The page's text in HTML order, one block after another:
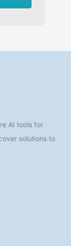
AI tools for
solutions to